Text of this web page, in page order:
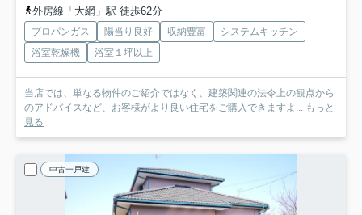
外房線「大網」駅 徒歩62分
プロパンガス 陽当り良好 収納豊富
システムキッチン
浴室乾燥機
浴室１坪以上
当店では、単なる物件のご紹介ではなく、建築関連の法令上の観点から
のアドバイスなど、お客様がより良い住宅をご購入できますよ...
もっと
見る
中古一戸建